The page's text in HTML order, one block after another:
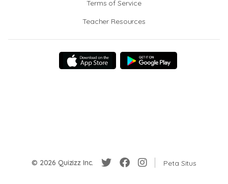
Terms of Service
Teacher Resources
© 2026 Quizizz Inc. Peta Situs